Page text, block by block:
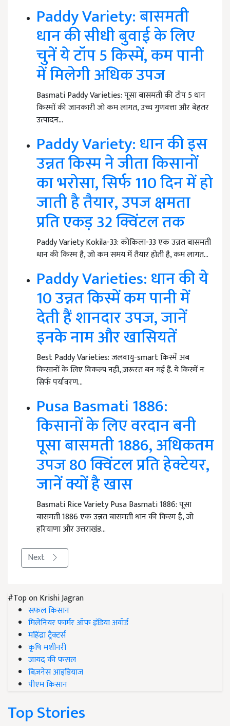
Paddy Variety: बासमती
धान की सीधी बुवाई के लिए
चुनें ये टॉप 5 किस्में, कम पानी
में मिलेगी अधिक उपज
Basmati Paddy Varieties: पूसा बासमती की टॉप 5 धान
किस्मों की जानकारी जो कम लागत, उच्च गुणवत्ता और बेहतर
उत्पादन…
Paddy Variety: धान की इस
उन्नत किस्म ने जीता किसानों
का भरोसा, सिर्फ 110 दिन में हो
जाती है तैयार, उपज क्षमता
प्रति एकड़ 32 क्विंटल तक
Paddy Variety Kokila-33: कोकिला-33 एक उन्नत बासमती
धान की किस्म है, जो कम समय में तैयार होती है, कम लागत…
Paddy Varieties: धान की ये
10 उन्नत किस्में कम पानी में
देती हैं शानदार उपज, जानें
इनके नाम और खासियतें
Best Paddy Varieties: जलवायु-smart किस्में अब
किसानों के लिए विकल्प नहीं, ज़रूरत बन गई हैं. ये किस्में न
सिर्फ पर्यावरण…
Pusa Basmati 1886:
किसानों के लिए वरदान बनी
पूसा बासमती 1886, अधिकतम
उपज 80 क्विंटल प्रति हेक्टेयर,
जानें क्यों है खास
Basmati Rice Variety Pusa Basmati 1886: पूसा
बासमती 1886 एक उन्नत बासमती धान की किस्म है, जो
हरियाणा और उत्तराखंड…
Next
#Top on Krishi Jagran
सफल किसान
मिलेनियर फार्मर ऑफ इंडिया अवॉर्ड
महिंद्रा ट्रैक्टर्स
कृषि मशीनरी
जायद की फसल
बिज़नेस आइडियाज
पीएम किसान
Top Stories